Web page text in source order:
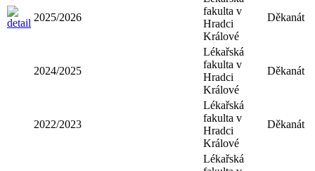
2025/2026
fakulta v
Hradci
Králové
Děkanát
2024/2025
Lékařská
fakulta v
Hradci
Králové
Děkanát
2022/2023
Lékařská
fakulta v
Hradci
Králové
Děkanát
Lékařská